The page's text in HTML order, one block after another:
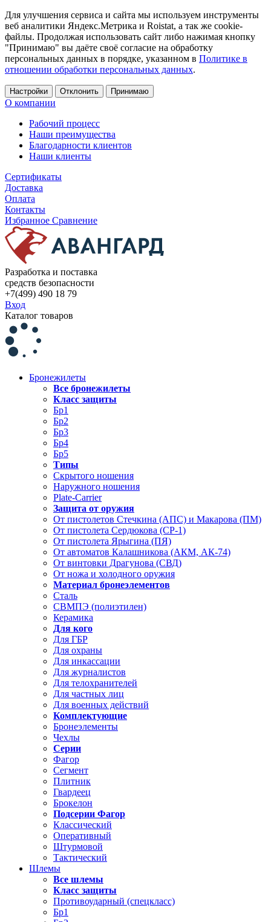
Для улучшения сервиса и сайта мы используем инструменты
веб аналитики Яндекс.Метрика и Roistat, а так же cookie-
файлы. Продолжая использовать сайт либо нажимая кнопку
"Принимаю" вы даёте своё согласие на обработку
персональных данных в порядке, указанном в Политике в
отношении обработки персональных данных.
Настройки Отклонить Принимаю
О компании
Рабочий процесс
Наши преимущества
Благодарности клиентов
Наши клиенты
Сертификаты
Доставка
Оплата
Контакты
Избранное Сравнение
Разработка и поставка
средств безопасности
+7(499) 490 18 79
Вход
Каталог товаров
Бронежилеты
Все бронежилеты
Класс защиты
Бр1
Бр2
Бр3
Бр4
Бр5
Типы
Скрытого ношения
Наружного ношения
Plate-Carrier
Защита от оружия
От пистолетов Стечкина (АПС) и Макарова (ПМ)
От пистолета Сердюкова (СР-1)
От пистолета Ярыгина (ПЯ)
От автоматов Калашникова (АКМ, АК-74)
От винтовки Драгунова (СВД)
От ножа и холодного оружия
Материал бронеэлементов
Сталь
СВМПЭ (полиэтилен)
Керамика
Для кого
Для ГБР
Для охраны
Для инкассации
Для журналистов
Для телохранителей
Для частных лиц
Для военных действий
Комплектующие
Бронеэлементы
Чехлы
Серии
Фагор
Сегмент
Плитник
Гвардеец
Брокелон
Подсерии Фагор
Классический
Оперативный
Штурмовой
Тактический
Шлемы
Все шлемы
Класс защиты
Противоударный (спецкласс)
Бр1